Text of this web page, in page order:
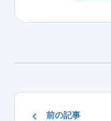
前の記事